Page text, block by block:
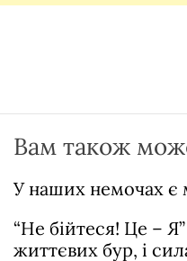
Вам також
У наших немочах є
“Не бійтеся! Це –
життєвих бур, і